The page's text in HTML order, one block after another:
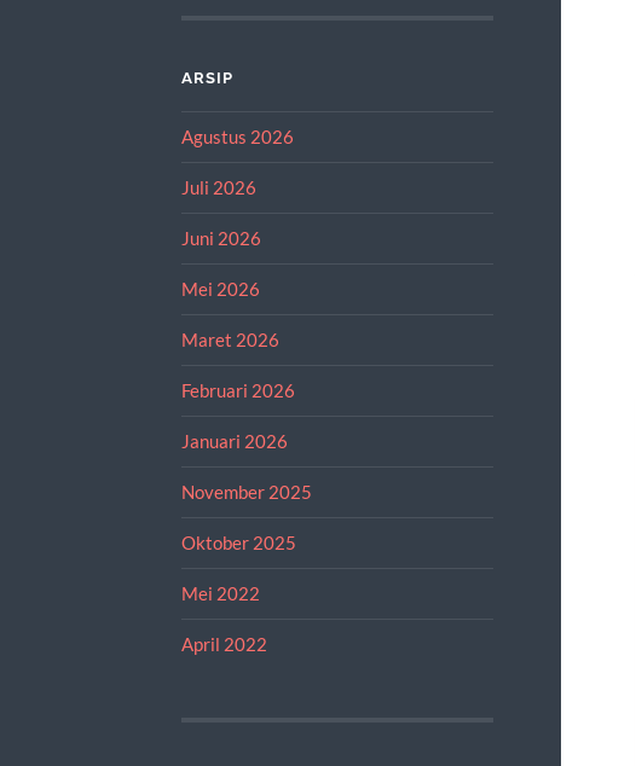
ARSIP
Agustus 2026
Juli 2026
Juni 2026
Mei 2026
Maret 2026
Februari 2026
Januari 2026
November 2025
Oktober 2025
Mei 2022
April 2022